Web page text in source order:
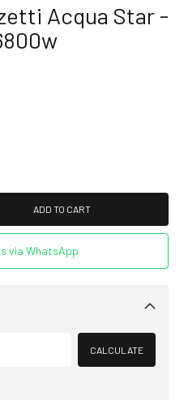
Acqua Star -
via WhatsApp
Change
zipcode
CALCULATE